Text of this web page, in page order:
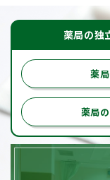
薬局の独
薬
薬局